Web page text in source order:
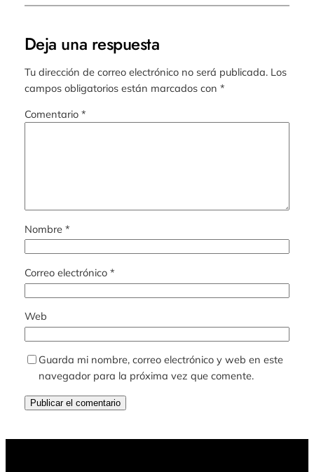
Deja una respuesta
Tu dirección de correo electrónico no será publicada. Los
campos obligatorios están marcados con *
Comentario *
Nombre *
Correo electrónico *
Web
Guarda mi nombre, correo electrónico y web en este
navegador para la próxima vez que comente.